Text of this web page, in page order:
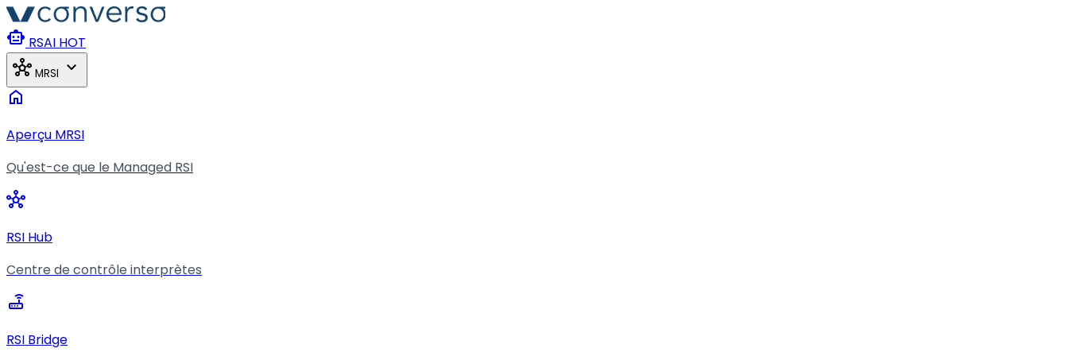
Aller au contenu principal
smart_toy RSAI HOT
hub MRSI expand_more
home
Aperçu MRSI
Qu'est-ce que le Managed RSI
hub
RSI Hub
Centre de contrôle interprètes
router
RSI Bridge